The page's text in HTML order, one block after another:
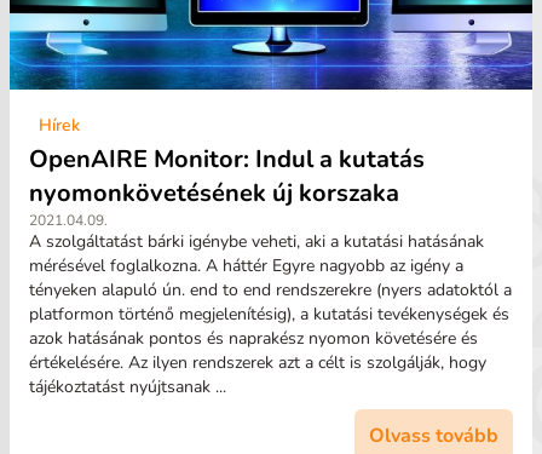
Hírek
OpenAIRE Monitor: Indul a kutatás
nyomonkövetésének új korszaka
2021.04.09.
A szolgáltatást bárki igénybe veheti, aki a kutatási hatásának
mérésével foglalkozna. A háttér Egyre nagyobb az igény a
tényeken alapuló ún. end to end rendszerekre (nyers adatoktól a
platformon történő megjelenítésig), a kutatási tevékenységek és
azok hatásának pontos és naprakész nyomon követésére és
értékelésére. Az ilyen rendszerek azt a célt is szolgálják, hogy
tájékoztatást nyújtsanak ...
Olvass tovább